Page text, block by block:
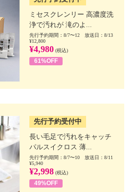
ミセスクレンリー 高濃度洗
浄で汚れが 滝のよ...
先行予約期間：8/7〜12 放送日：8/13
¥12,800
¥4,980 (税込)
61%OFF
先行予約受付中
長い毛足で汚れをキャッチ
パルスイクロス 薄...
先行予約期間：8/7〜10 放送日：8/11
¥5,940
¥2,998 (税込)
49%OFF